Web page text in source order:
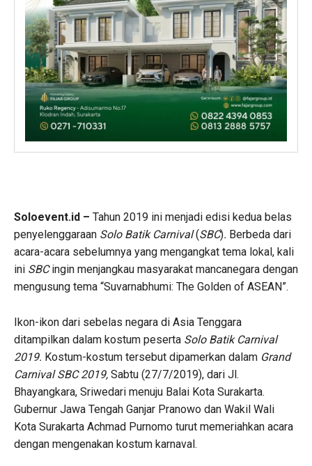
Soloevent.id – Tahun 2019 ini menjadi edisi kedua belas
penyelenggaraan Solo Batik Carnival(SBC). Berbeda dari
acara-acara sebelumnya yang mengangkat tema lokal, kali
ini SBCingin menjangkau masyarakat mancanegara dengan
mengusung tema “Suvarnabhumi: The Golden of ASEAN”.
Ikon-ikon dari sebelas negara di Asia Tenggara
ditampilkan dalam kostum peserta Solo Batik Carnival
2019. Kostum-kostum tersebut dipamerkan dalam Grand
Carnival SBC 2019, Sabtu (27/7/2019), dari Jl.
Bhayangkara, Sriwedari menuju Balai Kota Surakarta.
Gubernur Jawa Tengah Ganjar Pranowo dan Wakil Wali
Kota Surakarta Achmad Purnomo turut memeriahkan acara
dengan mengenakan kostum karnaval.